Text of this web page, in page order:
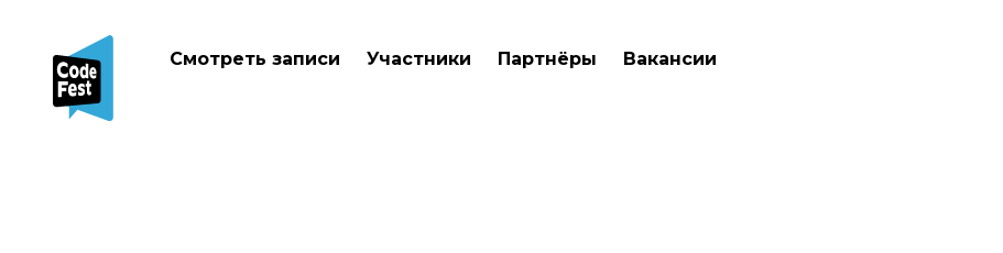
Смотреть записи Участники Партнёры Вакансии